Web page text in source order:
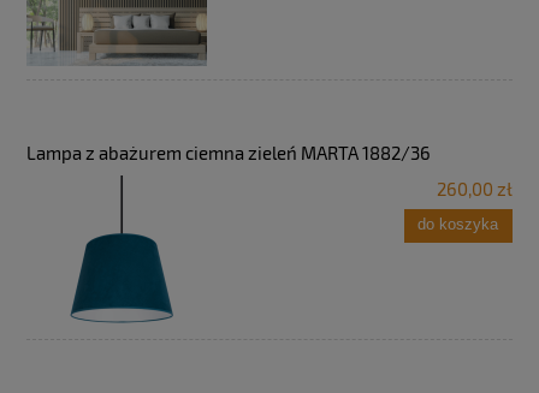
Lampa z abażurem ciemna zieleń MARTA 1882/36
260,00 zł
do koszyka